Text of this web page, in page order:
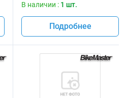
В наличии : 1 шт.
Подробнее